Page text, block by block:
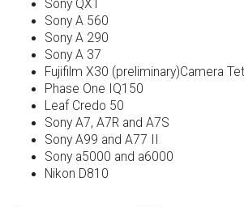
Sony QX1
Sony A 560
Sony A 290
Sony A 37
Fujifilm X30 (preliminary)Camera
Phase One IQ150
Leaf Credo 50
Sony A7, A7R and A7S
Sony A99 and A77 II
Sony a5000 and a6000
Nikon D810